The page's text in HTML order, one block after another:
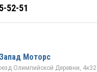
52-51
Моторс
Олимпийской Деревни, 4к32